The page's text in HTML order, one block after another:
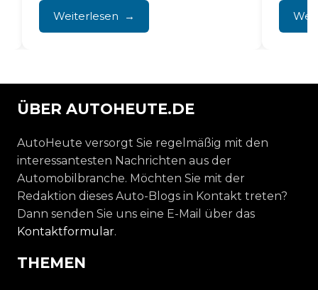
Nutzung auf der...
Weiterlesen
bei...
ÜBER AUTOHEUTE.DE
AutoHeute versorgt Sie regelmäßig mit den
interessantesten Nachrichten aus der
Automobilbranche. Möchten Sie mit der
Redaktion dieses Auto-Blogs in Kontakt treten?
Dann senden Sie uns eine E-Mail über das
Kontaktformular.
THEMEN